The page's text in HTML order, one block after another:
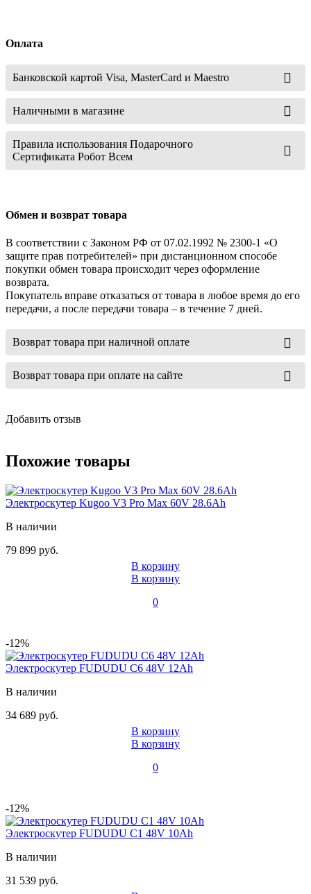
Оплата
Банковской картой Visa, MasterCard и Maestro
Наличными в магазине
Правила использования Подарочного
Сертификата Робот Всем
Обмен и возврат товара
В соответствии с Законом РФ от 07.02.1992 № 2300-1 «О
защите прав потребителей» при дистанционном способе
покупки обмен товара происходит через оформление
возврата.
Покупатель вправе отказаться от товара в любое время до его
передачи, а после передачи товара – в течение 7 дней.
Возврат товара при наличной оплате
Возврат товара при оплате на сайте
Добавить отзыв
Похожие товары
Электроскутер Kugoo V3 Pro Max 60V 28.6Ah
В наличии
79 899 руб.
В корзину
В корзину
0
-12%
Электроскутер FUDUDU C6 48V 12Ah
В наличии
34 689 руб.
В корзину
В корзину
0
-12%
Электроскутер FUDUDU C1 48V 10Ah
В наличии
31 539 руб.